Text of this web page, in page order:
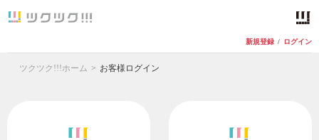
新規登録 / ログイン
ツクツク!!!ホーム お客様ログイン